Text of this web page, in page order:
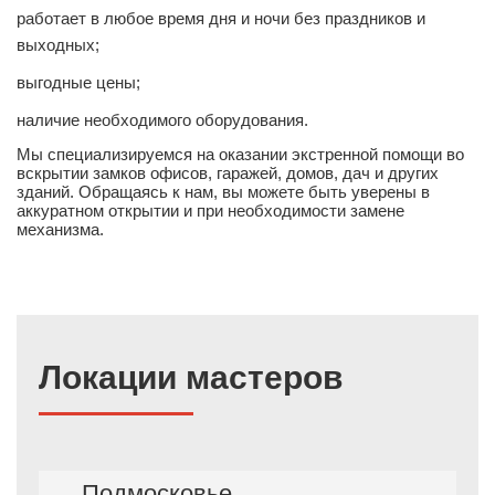
работает в любое время дня и ночи без праздников и
выходных;
выгодные цены;
наличие необходимого оборудования.
Мы специализируемся на оказании экстренной помощи во
вскрытии замков офисов, гаражей, домов, дач и других
зданий. Обращаясь к нам, вы можете быть уверены в
аккуратном открытии и при необходимости замене
механизма.
Локации мастеров